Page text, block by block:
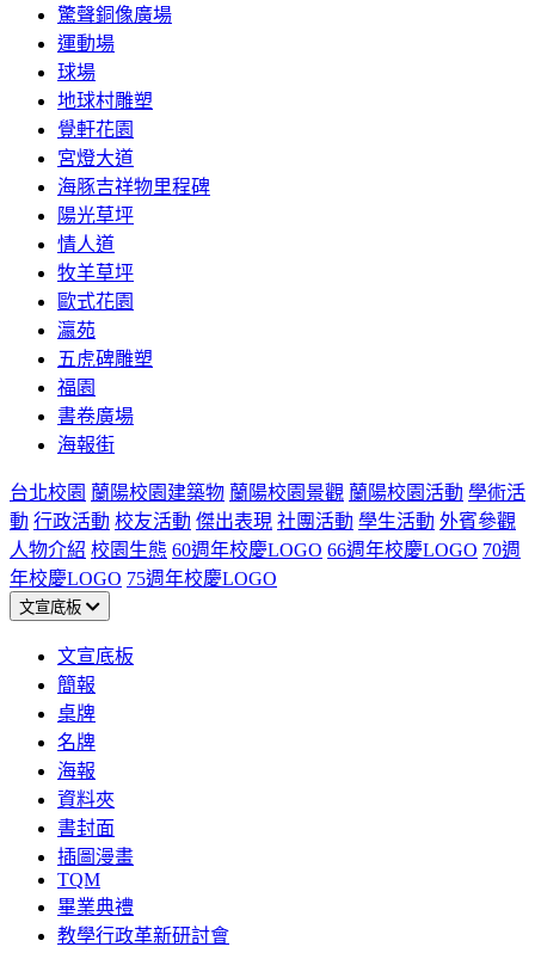
驚聲銅像廣場
運動場
球場
地球村雕塑
覺軒花園
宮燈大道
海豚吉祥物里程碑
陽光草坪
情人道
牧羊草坪
歐式花園
瀛苑
五虎碑雕塑
福園
書卷廣場
海報街
台北校園 蘭陽校園建築物 蘭陽校園景觀 蘭陽校園活動 學術活
動 行政活動 校友活動 傑出表現 社團活動 學生活動 外賓參觀
人物介紹 校園生態 60週年校慶LOGO 66週年校慶LOGO 70週
年校慶LOGO 75週年校慶LOGO
文宣底板
文宣底板
簡報
桌牌
名牌
海報
資料夾
書封面
插圖漫畫
TQM
畢業典禮
教學行政革新研討會